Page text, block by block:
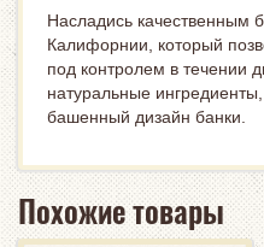
Насладись качественным
Калифорнии, который
под контролем в течении
натуральные
башенный дизайн банки.
Похожие товары